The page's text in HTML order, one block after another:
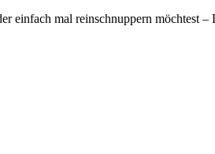
einfach mal reinschnuppern möchtest –